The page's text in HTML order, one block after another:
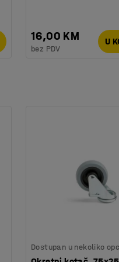
16,00 KM
bez PDV
U
Dostupan u nekoliko